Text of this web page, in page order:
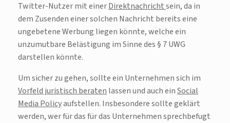
Twitter-Nutzer mit einerDirektnachrichtsein, da in
dem Zusenden einer solchen Nachricht bereits eine
ungebetene Werbung liegen könnte, welche ein
unzumutbare Belästigung im Sinne des § 7 UWG
darstellen könnte.
Um sicher zu gehen, sollte ein Unternehmen sich im
Vorfeld juristisch beraten lassen und auch einSocial
Media Policyaufstellen. Insbesondere sollte geklärt
werden, wer für das für das Unternehmen sprechbefugt